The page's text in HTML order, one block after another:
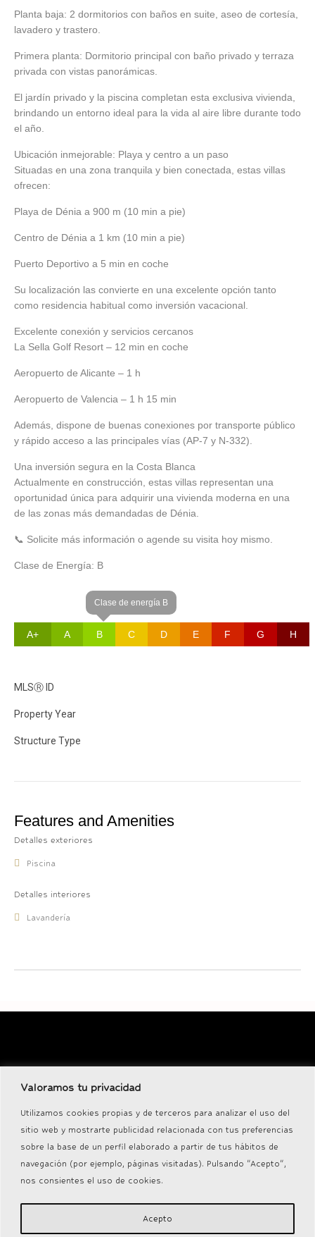
Valoramos tu privacidad
Utilizamos cookies propias y de terceros para analizar el uso del
sitio web y mostrarte publicidad relacionada con tus preferencias
sobre la base de un perfil elaborado a partir de tus hábitos de
navegación (por ejemplo, páginas visitadas). Pulsando "Acepto",
nos consientes el uso de cookies.
Acepto
Planta baja: 2 dormitorios con baños en suite, aseo de cortesía,
lavadero y trastero.
Primera planta: Dormitorio principal con baño privado y terraza
privada con vistas panorámicas.
El jardín privado y la piscina completan esta exclusiva vivienda,
brindando un entorno ideal para la vida al aire libre durante todo
el año.
Ubicación inmejorable: Playa y centro a un paso
Situadas en una zona tranquila y bien conectada, estas villas
ofrecen:
Playa de Dénia a 900 m (10 min a pie)
Centro de Dénia a 1 km (10 min a pie)
Puerto Deportivo a 5 min en coche
Su localización las convierte en una excelente opción tanto
como residencia habitual como inversión vacacional.
Excelente conexión y servicios cercanos
La Sella Golf Resort – 12 min en coche
Aeropuerto de Alicante – 1 h
Aeropuerto de Valencia – 1 h 15 min
Además, dispone de buenas conexiones por transporte público
y rápido acceso a las principales vías (AP-7 y N-332).
Una inversión segura en la Costa Blanca
Actualmente en construcción, estas villas representan una
oportunidad única para adquirir una vivienda moderna en una
de las zonas más demandadas de Dénia.
📞 Solicite más información o agende su visita hoy mismo.
Clase de Energía: B
A+ A
Clase de energía B
B C D E F G H
MLSⓇID
Property Year
Structure Type
Features and Amenities
Detalles exteriores
Piscina
Detalles interiores
Lavandería
inversión y proyectos comerciales.
Novedades